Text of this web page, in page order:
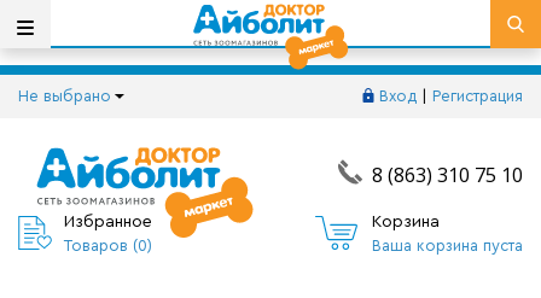
Не выбрано Вход Регистрация
8 (863) 310 75 10
Избранное
Товаров (0)
Корзина
Ваша корзина пуста